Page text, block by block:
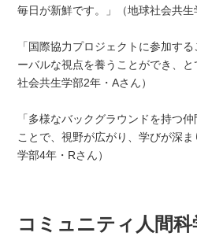
毎日が新鮮です。」（地球社会共生
「国際協力プロジェクトに参加す
ーバルな視点を養うことができ、
社会共生学部2年・Aさん）
「多様なバックグラウンドを持つ
ことで、視野が広がり、学びが深
学部4年・Rさん）
コミュニティ人間